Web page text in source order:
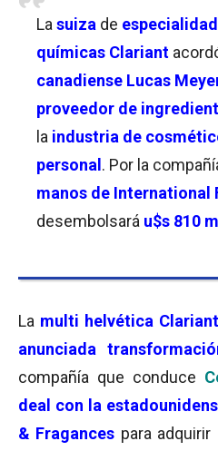
La suiza de
químicas Clariant
canadiense Lucas
proveedor de
la industria de
personal . Por la
manos de International
desembolsará u$s 810
La multi helvética Clariant
anunciada
compañía que conduce
deal con la
& Fragances para adquirir